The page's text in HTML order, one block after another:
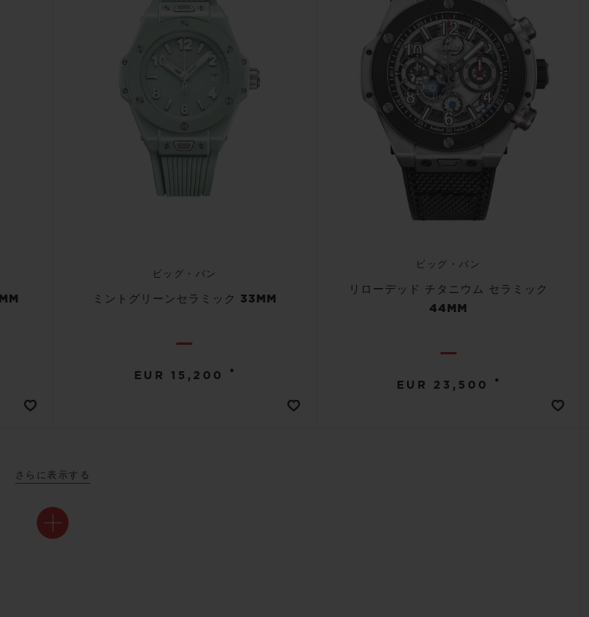
ビッグ・バン
ミントグリーンセラミック 33MM
EUR 15,200 •
ビッグ・バン
リローデッド チタニウム セラミック
44MM
EUR 23,500 •
さらに表示する